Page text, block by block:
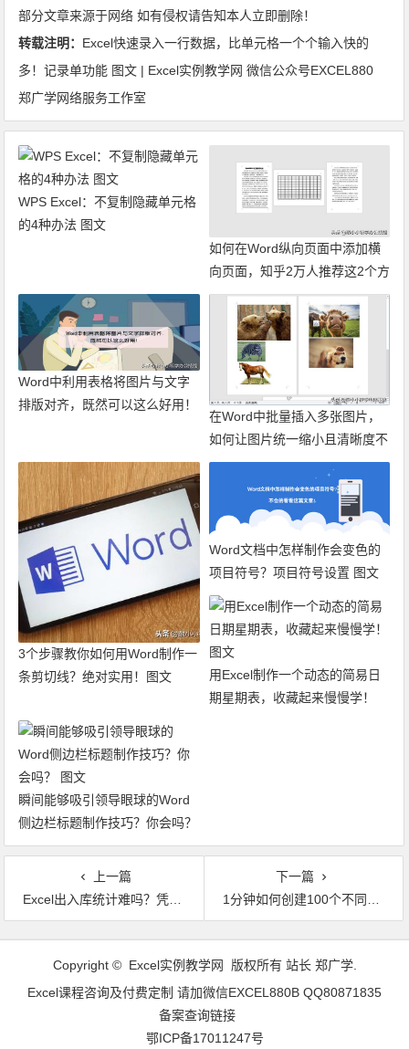
部分文章来源于网络 如有侵权请告知本人立即删除！
转载注明： Excel快速录入一行数据，比单元格一个个输入快的
多！记录单功能 图文 | Excel实例教学网 微信公众号EXCEL880
郑广学网络服务工作室
WPS Excel：不复制隐藏单元格
的4种办法 图文
如何在Word纵向页面中添加横
向页面，知乎2万人推荐这2个方
法！图文
Word中利用表格将图片与文字
排版对齐，既然可以这么好用！
在Word中批量插入多张图片，
如何让图片统一缩小且清晰度不
变？ 图文
3个步骤教你如何用Word制作一
条剪切线？绝对实用！图文
Word文档中怎样制作会变色的
项目符号？项目符号设置 图文
用Excel制作一个动态的简易日
期星期表，收藏起来慢慢学！
瞬间能够吸引领导眼球的Word
侧边栏标题制作技巧？你会吗？
图文
上一篇
Excel出入库统计难吗？凭一个SUMIFS函数就能搞定 图文
下一篇
1分钟如何创建100个不同名称的Word文档、文件夹? 图文
文章导航
Copyright © Excel实例教学网 版权所有 站长 郑广学.
Excel课程咨询及付费定制 请加微信EXCEL880B QQ80871835
备案查询链接
鄂ICP备17011247号